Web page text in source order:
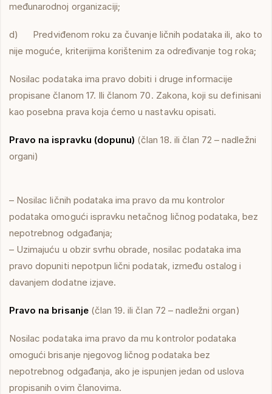
međunarodnoj organizaciji;
d) Predviđenom roku za čuvanje ličnih podataka ili, ako to
nije moguće, kriterijima korištenim za određivanje tog roka;
Nosilac podataka ima pravo dobiti i druge informacije
propisane članom 17. Ili članom 70. Zakona, koji su definisani
kao posebna prava koja ćemo u nastavku opisati.
Pravo na ispravku (dopunu) (član 18. ili član 72 – nadležni
organi)
– Nosilac ličnih podataka ima pravo da mu kontrolor
podataka omogući ispravku netačnog ličnog podataka, bez
nepotrebnog odgađanja;
– Uzimajuću u obzir svrhu obrade, nosilac podataka ima
pravo dopuniti nepotpun lični podatak, između ostalog i
davanjem dodatne izjave.
Pravo na brisanje (član 19. ili član 72 – nadležni organ)
Nosilac podataka ima pravo da mu kontrolor podataka
omogući brisanje njegovog ličnog podataka bez
nepotrebnog odgađanja, ako je ispunjen jedan od uslova
propisanih ovim članovima.